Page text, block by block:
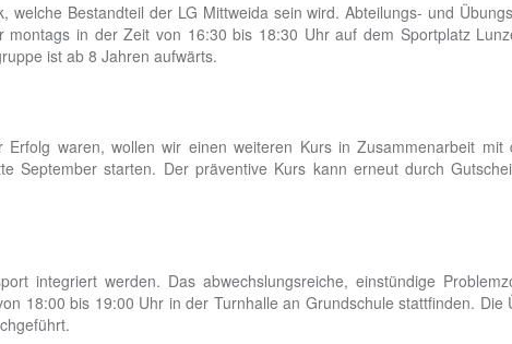
Bestandteil der LG Mittweida sein wird. Abteilungs- und
in der Zeit von 16:30 bis 18:30 Uhr auf dem Sportplatz
ist ab 8 Jahren aufwärts.
waren, wollen wir einen weiteren Kurs in Zusammenarbeit mit
September starten. Der präventive Kurs kann erneut durch
integriert werden. Das abwechslungsreiche, einstündige
18:00 bis 19:00 Uhr in der Turnhalle an Grundschule stattfinden. Die